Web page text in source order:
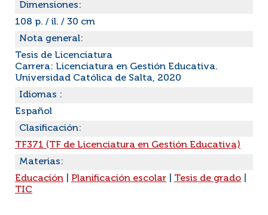
Dimensiones:
108 p. / il. / 30 cm
Nota general:
Tesis de Licenciatura
Carrera: Licenciatura en Gestión Educativa.
Universidad Católica de Salta, 2020
Idiomas :
Español
Clasificación:
TF371 (TF de Licenciatura en Gestión Educativa)
Materias:
Educación
Planificación escolar Tesis de grado
TIC